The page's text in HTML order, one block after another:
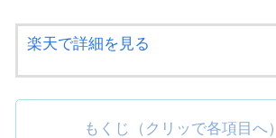
楽天で詳細を見る
もくじ（クリッで各項目へ）